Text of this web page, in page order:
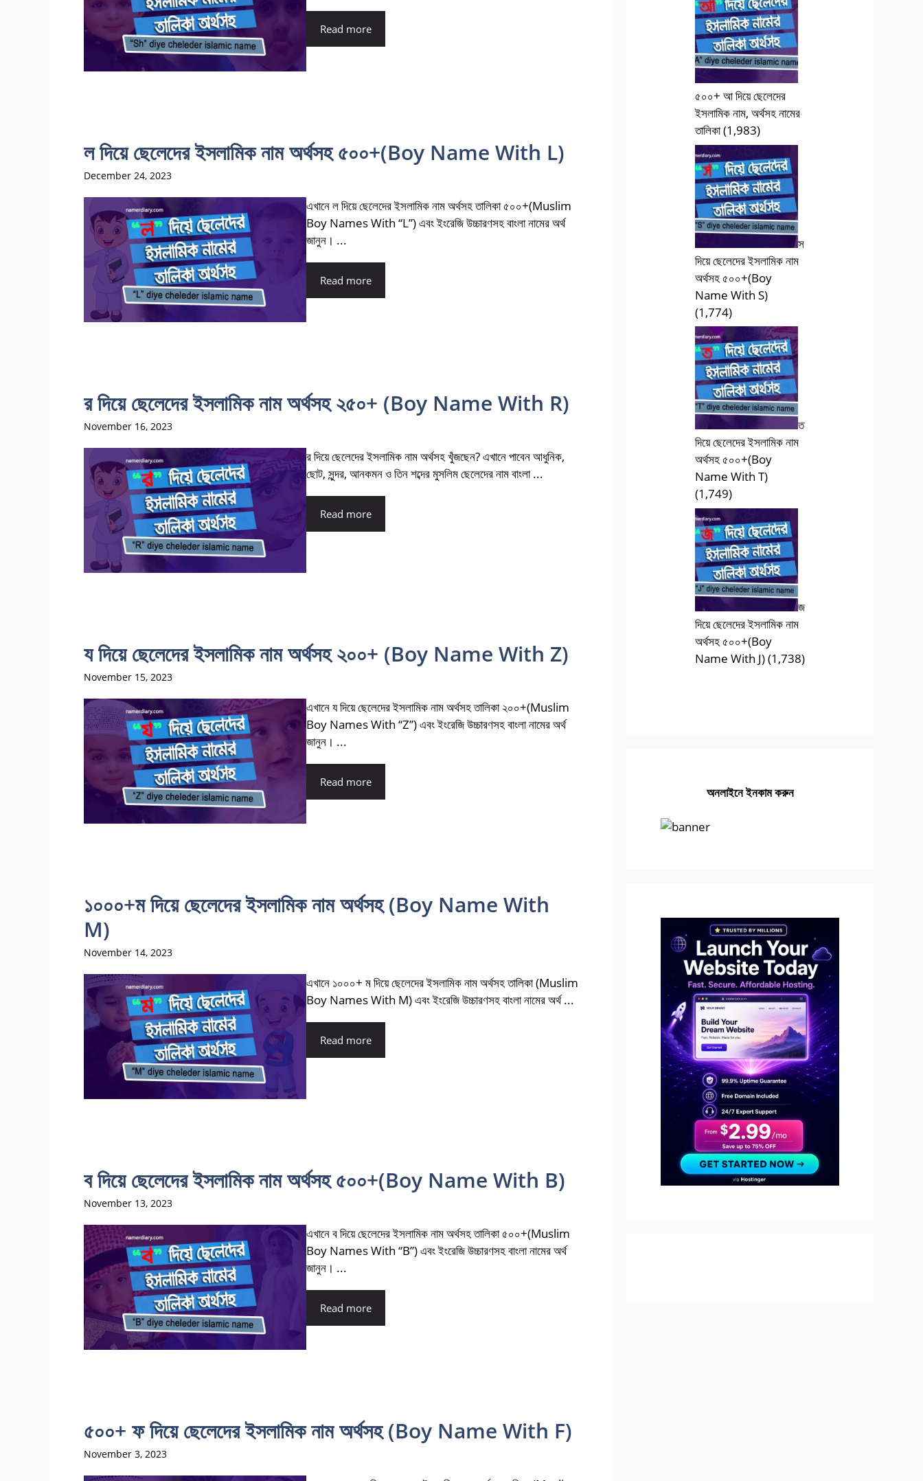
Read more
ল দিয়ে ছেলেদের ইসলামিক নাম অর্থসহ ৫০০+(Boy Name With L)
December 24, 2023
এখানে ল দিয়ে ছেলেদের ইসলামিক নাম অর্থসহ তালিকা ৫০০+(Muslim
Boy Names With “L”) এবং ইংরেজি উচ্চারণসহ বাংলা নামের অর্থ
জানুন। ...
Read more
র দিয়ে ছেলেদের ইসলামিক নাম অর্থসহ ২৫০+ (Boy Name With R)
November 16, 2023
র দিয়ে ছেলেদের ইসলামিক নাম অর্থসহ খুঁজছেন? এখানে পাবেন আধুনিক,
ছোট, সুন্দর, আনকমন ও তিন শব্দের মুসলিম ছেলেদের নাম বাংলা ...
Read more
য দিয়ে ছেলেদের ইসলামিক নাম অর্থসহ ২০০+ (Boy Name With Z)
November 15, 2023
এখানে য দিয়ে ছেলেদের ইসলামিক নাম অর্থসহ তালিকা ২০০+(Muslim
Boy Names With “Z”) এবং ইংরেজি উচ্চারণসহ বাংলা নামের অর্থ
জানুন। ...
Read more
১০০০+ম দিয়ে ছেলেদের ইসলামিক নাম অর্থসহ (Boy Name With
M)
November 14, 2023
এখানে ১০০০+ ম দিয়ে ছেলেদের ইসলামিক নাম অর্থসহ তালিকা (Muslim
Boy Names With M) এবং ইংরেজি উচ্চারণসহ বাংলা নামের অর্থ ...
Read more
ব দিয়ে ছেলেদের ইসলামিক নাম অর্থসহ ৫০০+(Boy Name With B)
November 13, 2023
এখানে ব দিয়ে ছেলেদের ইসলামিক নাম অর্থসহ তালিকা ৫০০+(Muslim
Boy Names With “B”) এবং ইংরেজি উচ্চারণসহ বাংলা নামের অর্থ
জানুন। ...
Read more
৫০০+ ফ দিয়ে ছেলেদের ইসলামিক নাম অর্থসহ (Boy Name With F)
November 3, 2023
৫০০+ আ দিয়ে ছেলেদের
ইসলামিক নাম, অর্থসহ নামের
তালিকা(1,983)
স
দিয়ে ছেলেদের ইসলামিক নাম
অর্থসহ ৫০০+(Boy
Name With S)
(1,774)
ত
দিয়ে ছেলেদের ইসলামিক নাম
অর্থসহ ৫০০+(Boy
Name With T)
(1,749)
জ
দিয়ে ছেলেদের ইসলামিক নাম
অর্থসহ ৫০০+(Boy
Name With J)(1,738)
অনলাইনে ইনকাম করুন